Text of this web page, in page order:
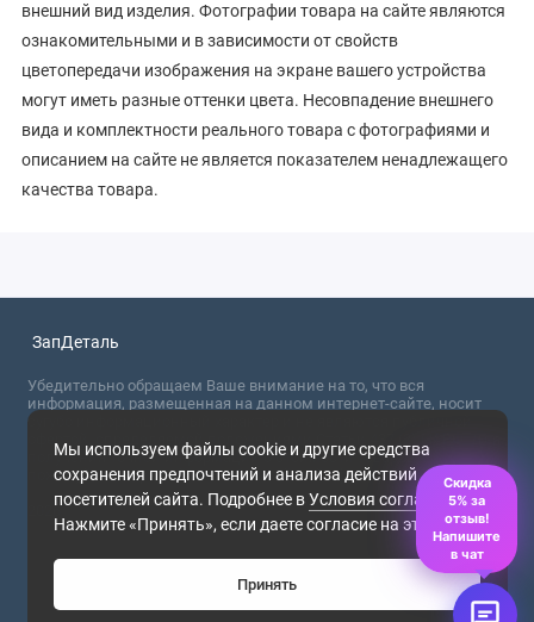
внешний вид изделия. Фотографии товара на сайте являются
ознакомительными и в зависимости от свойств
цветопередачи изображения на экране вашего устройства
могут иметь разные оттенки цвета. Несовпадение внешнего
вида и комплектности реального товара с фотографиями и
описанием на сайте не является показателем ненадлежащего
качества товара.
Мы используем файлы cookie и другие средства
сохранения предпочтений и анализа действий
посетителей сайта. Подробнее вУсловия соглашения.
Нажмите «Принять», если даете согласие на это.
Принять
ЗапДеталь
Убедительно обращаем Ваше внимание на то, что вся
информация, размещенная на данном интернет-сайте, носит
сугубо информационный характер и не являются публичной
офертой, определяемой положениями Статьи 437 (2) ГК РФ. Для
получения точной информации о стоимости товаров,
пожалуйста, обращайтесь в ближайший офис продаж.
2026
Скидка
5% за
отзыв!
Напишите
в чат